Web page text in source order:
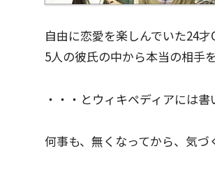
自由に恋愛を楽しんでいた24
5人の彼氏の中から本当の相手
・・・とウィキペディアには書
何事も、無くなってから、気づ